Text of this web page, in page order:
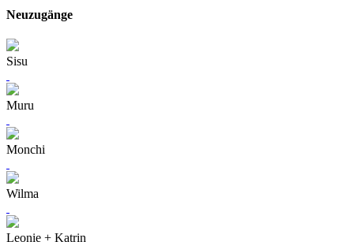
Neuzugänge
Sisu
Muru
Monchi
Wilma
Leonie + Katrin